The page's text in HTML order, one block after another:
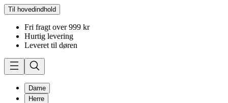
Til hovedindhold
Fri fragt over 999 kr
Hurtig levering
Leveret til døren
Dame
Herre